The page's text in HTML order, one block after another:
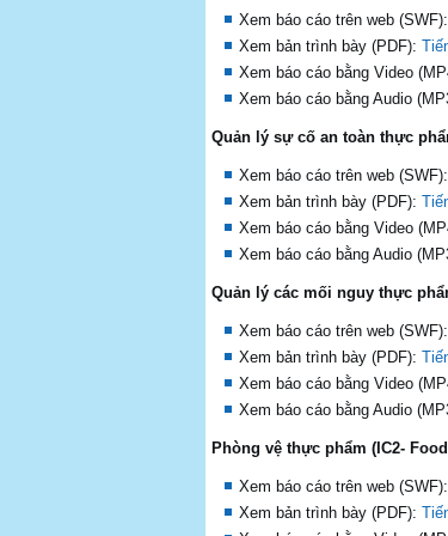
Xem báo cáo trên web (SWF):
Xem bản trình bày (PDF):
Xem báo cáo bằng Video
Xem báo cáo bằng Audio
Quản lý sự cố an toàn thực
Xem báo cáo trên web (SWF):
Xem bản trình bày (PDF):
Xem báo cáo bằng Video
Xem báo cáo bằng Audio
Quản lý các mối nguy thực
Xem báo cáo trên web (SWF):
Xem bản trình bày (PDF):
Xem báo cáo bằng Video
Xem báo cáo bằng Audio
Phòng vệ thực phẩm (IC2-
Xem báo cáo trên web (SWF):
Xem bản trình bày (PDF):